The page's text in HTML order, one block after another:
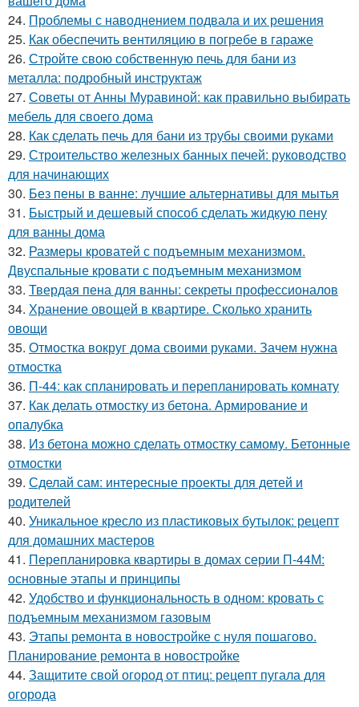
24. Проблемы с наводнением подвала и их решения
25. Как обеспечить вентиляцию в погребе в гараже
26. Стройте свою собственную печь для бани из
металла: подробный инструктаж
27. Советы от Анны Муравиной: как правильно выбирать
мебель для своего дома
28. Как сделать печь для бани из трубы своими руками
29. Строительство железных банных печей: руководство
для начинающих
30. Без пены в ванне: лучшие альтернативы для мытья
31. Быстрый и дешевый способ сделать жидкую пену
для ванны дома
32. Размеры кроватей с подъемным механизмом.
Двуспальные кровати с подъемным механизмом
33. Твердая пена для ванны: секреты профессионалов
34. Хранение овощей в квартире. Сколько хранить
овощи
35. Отмостка вокруг дома своими руками. Зачем нужна
отмостка
36. П-44: как спланировать и перепланировать комнату
37. Как делать отмостку из бетона. Армирование и
опалубка
38. Из бетона можно сделать отмостку самому. Бетонные
отмостки
39. Сделай сам: интересные проекты для детей и
родителей
40. Уникальное кресло из пластиковых бутылок: рецепт
для домашних мастеров
41. Перепланировка квартиры в домах серии П-44М:
основные этапы и принципы
42. Удобство и функциональность в одном: кровать с
подъемным механизмом газовым
43. Этапы ремонта в новостройке с нуля пошагово.
Планирование ремонта в новостройке
44. Защитите свой огород от птиц: рецепт пугала для
огорода